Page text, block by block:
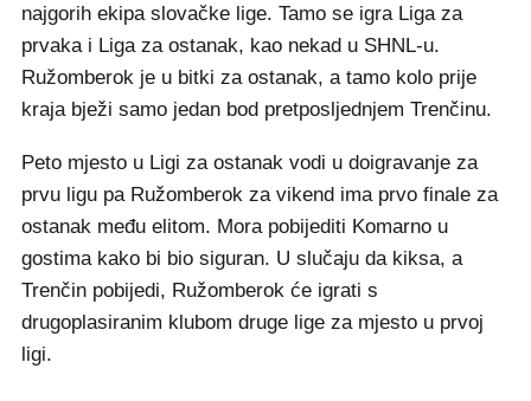
najgorih ekipa slovačke lige. Tamo se igra Liga za
prvaka i Liga za ostanak, kao nekad u SHNL-u.
Ružomberok je u bitki za ostanak, a tamo kolo prije
kraja bježi samo jedan bod pretposljednjem Trenčinu.
Peto mjesto u Ligi za ostanak vodi u doigravanje za
prvu ligu pa Ružomberok za vikend ima prvo finale za
ostanak među elitom. Mora pobijediti Komarno u
gostima kako bi bio siguran. U slučaju da kiksa, a
Trenčin pobijedi, Ružomberok će igrati s
drugoplasiranim klubom druge lige za mjesto u prvoj
ligi.